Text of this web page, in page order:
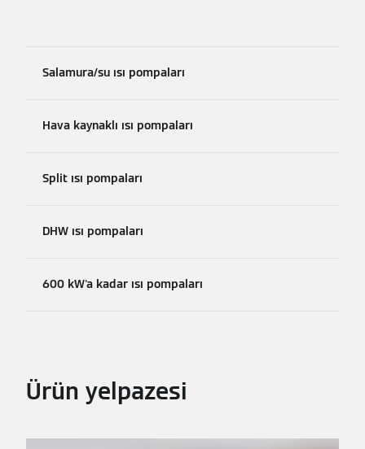
Salamura/su ısı pompaları
Hava kaynaklı ısı pompaları
Split ısı pompaları
DHW ısı pompaları
600 kW'a kadar ısı pompaları
Ürün yelpazesi